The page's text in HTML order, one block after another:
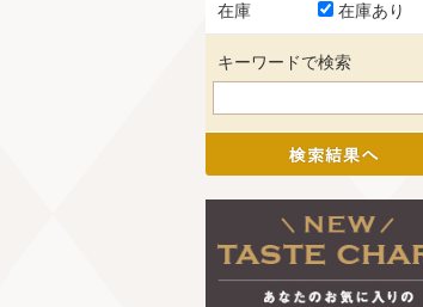
在庫 在庫あり
キーワードで検索